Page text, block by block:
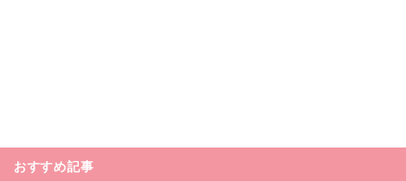
おすすめ記事